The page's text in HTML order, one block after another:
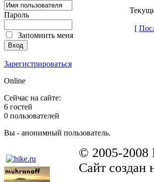
Пароль
Запомнить меня
Зарегистрироваться
Online
Сейчас на сайте:
6 гостей
0 пользователей
Вы - анонимный пользователь.
[
© 2005-2008
Сайт создан